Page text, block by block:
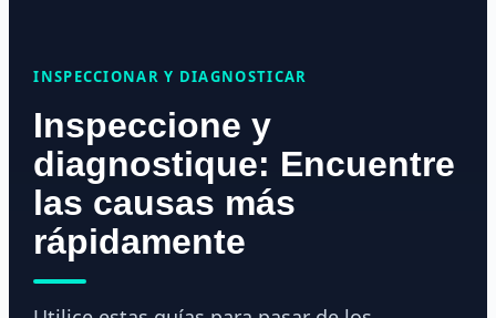
INSPECCIONAR Y DIAGNOSTICAR
Inspeccione y
diagnostique: Encuentre
las causas más
rápidamente